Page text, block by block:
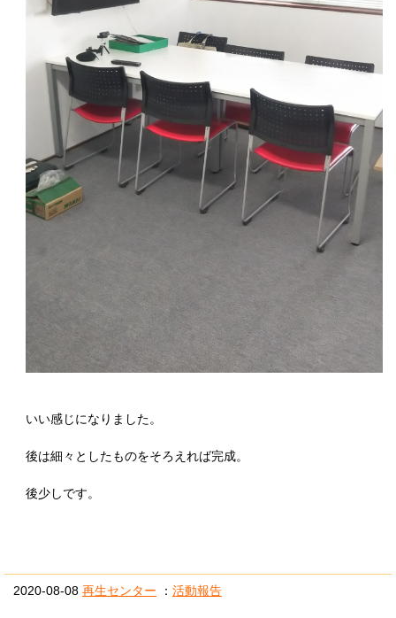
いい感じになりました。
後は細々としたものをそろえれば完成。
後少しです。
2020-08-08 再生センター ： 活動報告